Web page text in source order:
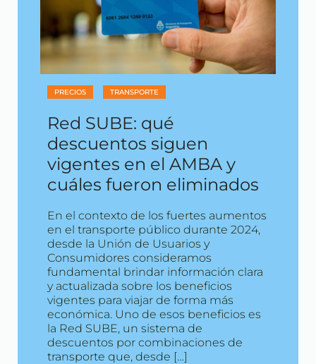
PRECIOS TRANSPORTE
Red SUBE: qué
descuentos siguen
vigentes en el AMBA y
cuáles fueron eliminados
En el contexto de los fuertes aumentos
en el transporte público durante 2024,
desde la Unión de Usuarios y
Consumidores consideramos
fundamental brindar información clara
y actualizada sobre los beneficios
vigentes para viajar de forma más
económica. Uno de esos beneficios es
la Red SUBE, un sistema de
descuentos por combinaciones de
transporte que, desde […]